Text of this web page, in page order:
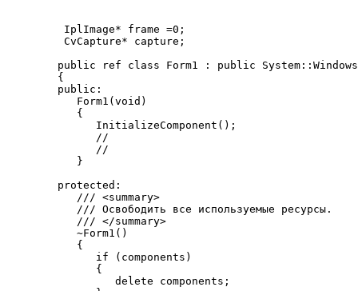
IplImage* frame =0;
CvCapture* capture;
public ref class Form1 : public
{
public:
Form1(void)
{
InitializeComponent();
//
//
}
protected:
/// <summary>
/// Освободить все используемые ресурсы.
/// </summary>
~Form1()
{
if (components)
{
delete components;